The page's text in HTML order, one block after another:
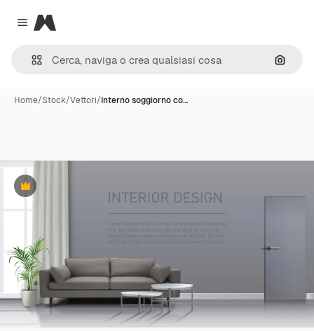
Close menu
Magnific
Cerca
Home/Stock/Vettori/Interno soggiorno co…
Premium